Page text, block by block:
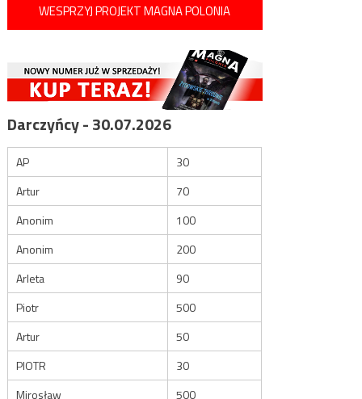
WESPRZYJ PROJEKT MAGNA POLONIA
Darczyńcy - 30.07.2026
AP
30
Artur
70
Anonim
100
Anonim
200
Arleta
90
Piotr
500
Artur
50
PIOTR
30
Mirosław
500